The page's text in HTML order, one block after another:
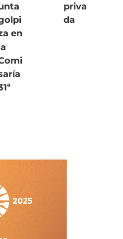
en
priva
da